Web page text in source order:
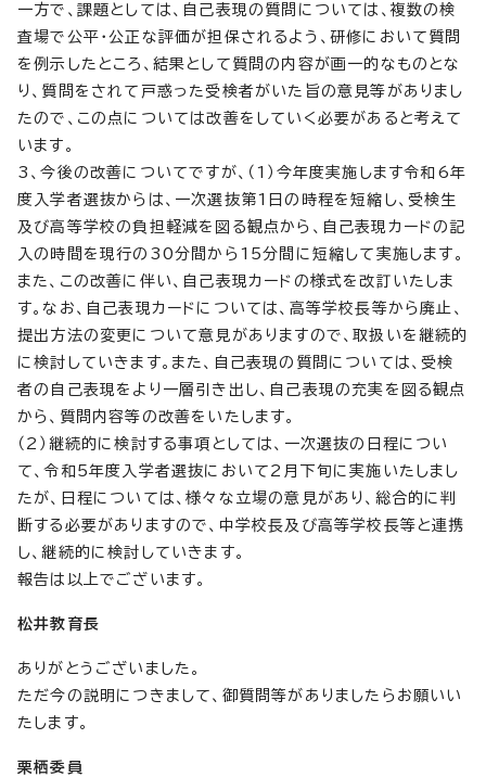
一方で、課題としては、自己表現の質問については、複数の検
査場で公平・公正な評価が担保されるよう、研修において質問
を例示したところ、結果として質問の内容が画一的なものとな
り、質問をされて戸惑った受検者がいた旨の意見等がありまし
たので、この点については改善をしていく必要があると考えて
います。
3、今後の改善についてですが、（1）今年度実施します令和6年
度入学者選抜からは、一次選抜第1日の時程を短縮し、受検生
及び高等学校の負担軽減を図る観点から、自己表現カードの記
入の時間を現行の30分間から15分間に短縮して実施します。
また、この改善に伴い、自己表現カードの様式を改訂いたしま
す。なお、自己表現カードについては、高等学校長等から廃止、
提出方法の変更について意見がありますので、取扱いを継続的
に検討していきます。また、自己表現の質問については、受検
者の自己表現をより一層引き出し、自己表現の充実を図る観点
から、質問内容等の改善をいたします。
（2）継続的に検討する事項としては、一次選抜の日程につい
て、令和5年度入学者選抜において2月下旬に実施いたしまし
たが、日程については、様々な立場の意見があり、総合的に判
断する必要がありますので、中学校長及び高等学校長等と連携
し、継続的に検討していきます。
報告は以上でございます。
松井教育長
ありがとうございました。
ただ今の説明につきまして、御質問等がありましたらお願いい
たします。
栗栖委員